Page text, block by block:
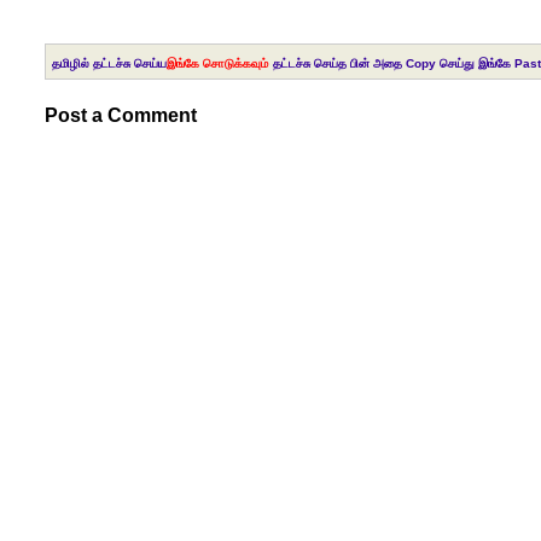
தமிழில் தட்டச்சு செய்யஇங்கே சொடுக்கவும் தட்டச்சு செய்த பின் அதை Copy செய்து இங்கே
Post a Comment